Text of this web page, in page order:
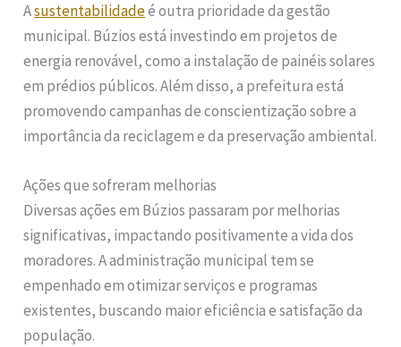
Asustentabilidadeé outra prioridade da gestão
municipal. Búzios está investindo em projetos de
energia renovável, como a instalação de painéis solares
em prédios públicos. Além disso, a prefeitura está
promovendo campanhas de conscientização sobre a
importância da reciclagem e da preservação ambiental.
Ações que sofreram melhorias
Diversas ações em Búzios passaram por melhorias
significativas, impactando positivamente a vida dos
moradores. A administração municipal tem se
empenhado em otimizar serviços e programas
existentes, buscando maior eficiência e satisfação da
população.